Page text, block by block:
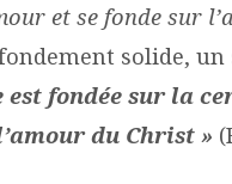
et se fonde sur
solide, un
est fondée sur la
du Christ »